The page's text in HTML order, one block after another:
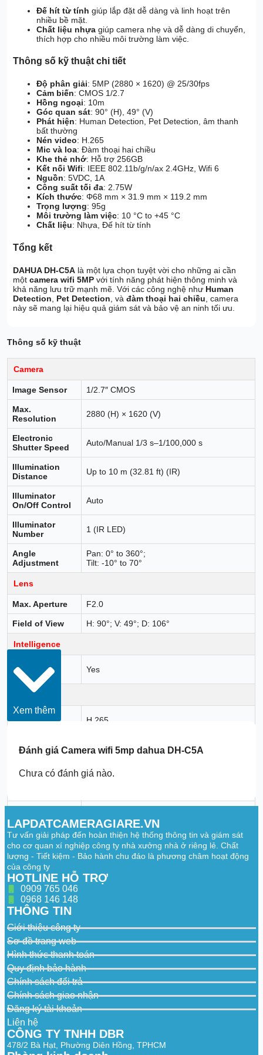
Đế hít từ tính giúp lắp đặt dễ dàng và linh hoạt trên
nhiều bề mặt.
Chất liệu nhựa giúp camera nhẹ và dễ dàng di chuyển,
thích hợp cho nhiều môi trường làm việc.
Thông số kỹ thuật chi tiết
Độ phân giải: 5MP (2880 × 1620) @ 25/30fps
Cảm biến: CMOS 1/2.7
Hồng ngoại: 10m
Góc quan sát: 90° (H), 49° (V)
Phát hiện: Human Detection, Pet Detection, âm thanh
bất thường
Nén video: H.265
Mic và loa: Đàm thoại hai chiều
Khe thẻ nhớ: Hỗ trợ 256GB
Kết nối Wifi: IEEE 802.11b/g/n/ax 2.4GHz, Wifi 6
Nguồn: 5VDC, 1A
Công suất tối đa: 2.75W
Kích thước: Φ68 mm × 31.9 mm × 119.2 mm
Trọng lượng: 95g
Môi trường làm việc: 10 °C to +45 °C
Chất liệu: Nhựa, Đế hít từ tính
Tổng kết
DAHUA DH-C5A là một lựa chọn tuyệt vời cho những ai cần
mộtcamera wifi 5MP với tính năng phát hiện thông minh và
khả năng lưu trữ mạnh mẽ. Với các công nghệ như Human
Detection
Pet Detection , vàđàm thoại hai chiều , camera
này sẽ mang lại hiệu quả giám sát và bảo vệ an ninh tối ưu.
Thông số kỹ thuật
Camera
Image Sensor 1/2.7″ CMOS
Max.
Resolution
2880 (H) × 1620 (V)
Electronic
Shutter Speed
Auto/Manual 1/3 s–1/100,000 s
Illumination
Distance
Up to 10 m (32.81 ft) (IR)
Illuminator
On/Off Control
Auto
Illuminator
Number
1 (IR LED)
Angle
Adjustment
Pan: 0° to 360°;
Tilt: -10° to 70°
Lens
Max. Aperture F2.0
Field of View H: 90°; V: 49°; D: 106°
Intelligence
Detection
Yes
Video
Video
H.265
Rate
sub stream: 640 × 360@(1-25/30 fps)
of each stream; for multiple streams, the
Video Bit Rate H.265: 80 kbps–4096 kbps
Day/Night Auto(ICR)/Color/B/W
WDR
Motion
Detection
Image Rotation
Audio
Built-in MIC Yes, built-in Mic
Built-in Speaker
Audio
Compression
G.711a
Network
Wi-Fi IEEE 802.11b/g/n/ax 2.412-2.472 GHz,2.4G
Xem thêm
Đánh giáCamera wifi 5mp dahua DH-C5A
Chưa có đánh giá nào.
LAPDATCAMERAGIARE.VN
Tư vấn giải pháp đến hoàn thiện hệ thống thông tin và giám sát
cho cơ quan xí nghiệp công ty nhà xưởng nhà ở riêng lẻ. Chất
lượng - Tiết kiệm - Bảo hành chu đáo là phương châm hoạt động
của công ty
HOTLINE HỖ TRỢ
0909 765 046
0968 146 148
THÔNG TIN
Giới thiệu công ty
Sơ đồ trang web
Hình thức thanh toán
Quy định bảo hành
Chính sách đổi trả
Chính sách giao nhận
Đăng ký tài khoản
Liên hệ
CÔNG TY TNHH DBR
478/2 Bà Hạt, Phường Diên Hồng, TPHCM